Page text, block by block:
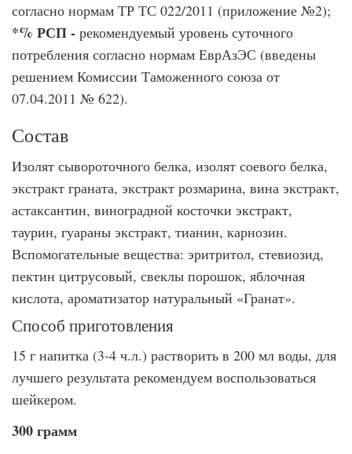
согласно нормам ТР ТС 022/2011 (приложение №2);
*% РСП - рекомендуемый уровень суточного
потребления согласно нормам ЕврАзЭС (введены
решением Комиссии Таможенного союза от
07.04.2011 № 622).
Состав
Изолят сывороточного белка, изолят соевого белка,
экстракт граната, экстракт розмарина, вина экстракт,
астаксантин, виноградной косточки экстракт,
таурин, гуараны экстракт, тианин, карнозин.
Вспомогательные вещества: эритритол, стевиозид,
пектин цитрусовый, свеклы порошок, яблочная
кислота, ароматизатор натуральный «Гранат».
Способ приготовления
15 г напитка (3-4 ч.л.) растворить в 200 мл воды, для
лучшего результата рекомендуем воспользоваться
шейкером.
300 грамм